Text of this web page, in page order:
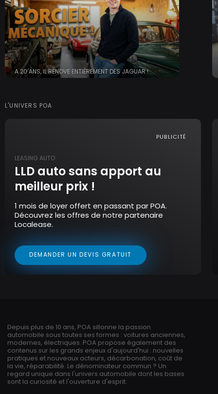
A 20 ANS, IL RÉNOVE ENTIÈREMENT DES JAGUAR !
L'UNIVERS POA
PUBLICITÉ
LEASING AUTO
LLD auto sans apport au
meilleur prix !
1 mois de loyer offert en passant par POA.
Découvrez les offres de notre partenaire
Localease.
DEMANDER UN DEVIS GRATUIT
Depuis plus de 10 ans, POA sillonne la passion
automobile sous toutes ses formes : voitures anciennes,
modernes, électriques. POA propose également des
contenus sur les grands enjeux d'aujourd'hui : nouvelles
pratiques et nouveaux acteurs, décarbonation, coût de
la vie, réparabilité. Le dénominateur commun ? Un
regard unique dans l'univers automobile dont les bases
sont la curiosité et l'ouverture d'esprit.